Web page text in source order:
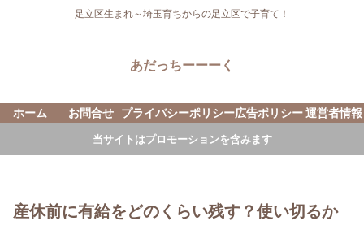
足立区生まれ～埼玉育ちからの足立区で子育て！
あだっちーーーく
ホーム お問合せ プライバシーポリシー広告ポリシー運営者情報
当サイトはプロモーションを含みます
産休前に有給をどのくらい残す？使い切るか